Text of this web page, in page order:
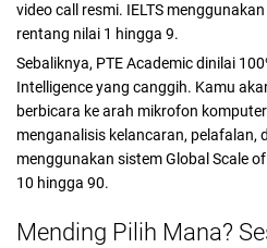
video call resmi. IELTS
rentang nilai 1 hingga 9.
Sebaliknya, PTE Academic dinilai
Intelligence yang canggih. Kamu
berbicara ke arah mikrofon
menganalisis kelancaran, pelafalan,
menggunakan sistem Global Scale
10 hingga 90.
Mending Pilih Mana?